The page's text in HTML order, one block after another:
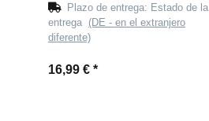
Plazo de entrega: Estado de la
entrega (DE - en el extranjero
diferente)
16,99 € *